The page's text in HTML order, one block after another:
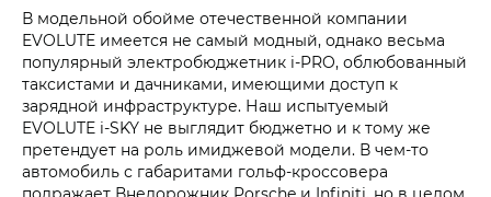
В модельной обойме отечественной компании
EVOLUTE имеется не самый модный, однако весьма
популярный электробюджетник i‑PRO, облюбованный
таксистами и дачниками, имеющими доступ к
зарядной инфраструктуре. Наш испытуемый
EVOLUTE i‑SKY не выглядит бюджетно и к тому же
претендует на роль имиджевой модели. В чем-то
автомобиль с габаритами гольф-кроссовера